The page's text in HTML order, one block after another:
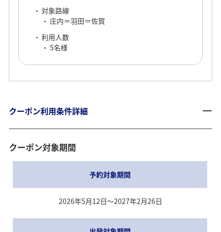
対象路線
庄内＝羽田＝佐賀
利用人数
5名様
佐賀発東北（庄内）行
庄内おすすめ観光情報
クーポン利用条件詳細
クーポン対象期間
予約対象期間
2026年5月12日～2027年2月26日